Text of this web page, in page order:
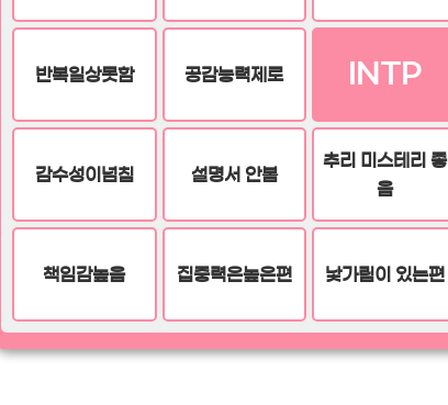
반복일상못함 공감능력제로 INTP
감수성이넘침 설명서 안봄
추리 미스테리 좋
음
책임감높음 집중력은높은편 낯가림이 있는편